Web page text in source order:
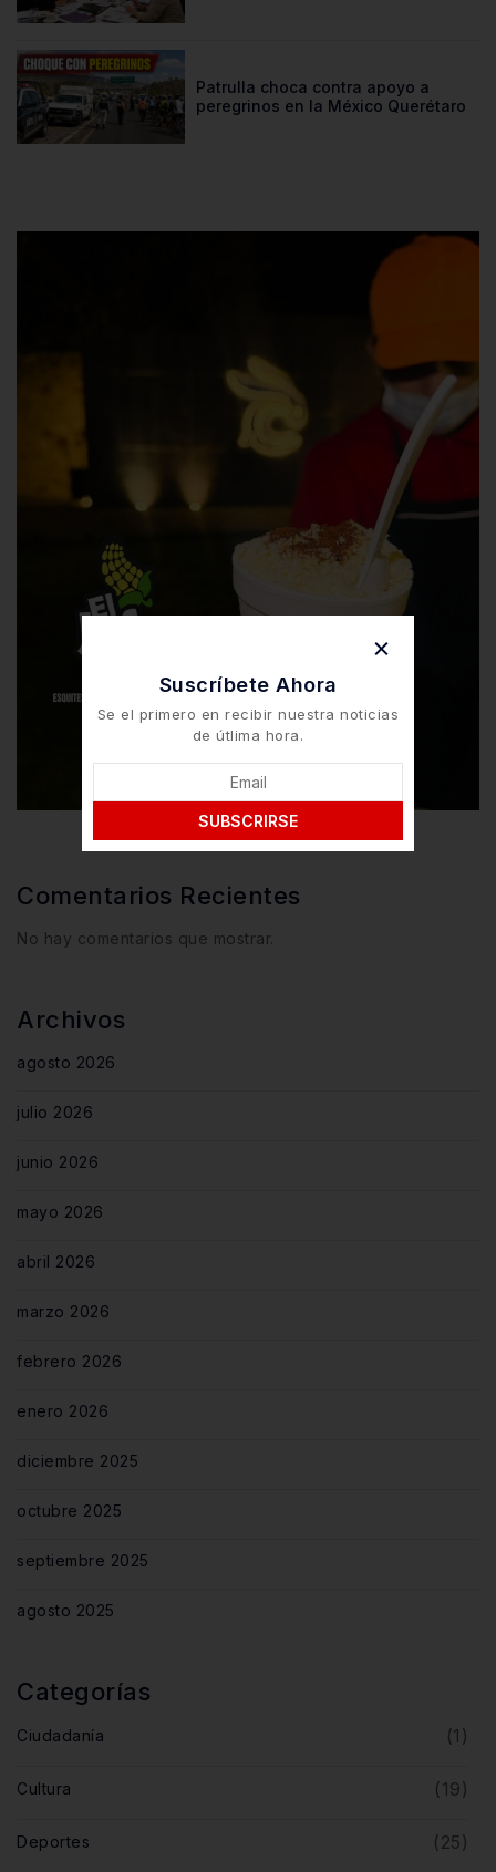
Patrulla choca contra apoyo a
peregrinos en la México Querétaro
Comentarios Recientes
No hay comentarios que mostrar.
Archivos
agosto 2026
julio 2026
junio 2026
mayo 2026
abril 2026
marzo 2026
febrero 2026
enero 2026
diciembre 2025
octubre 2025
septiembre 2025
agosto 2025
Categorías
Ciudadanía (1)
Cultura (19)
Deportes (25)
Suscríbete Ahora
Se el primero en recibir nuestra noticias
de útlima hora.
SUBSCRIRSE